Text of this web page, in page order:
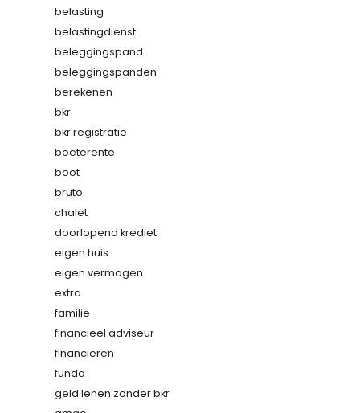
belasting
belastingdienst
beleggingspand
beleggingspanden
berekenen
bkr
bkr registratie
boeterente
boot
bruto
chalet
doorlopend krediet
eigen huis
eigen vermogen
extra
familie
financieel adviseur
financieren
funda
geld lenen zonder bkr